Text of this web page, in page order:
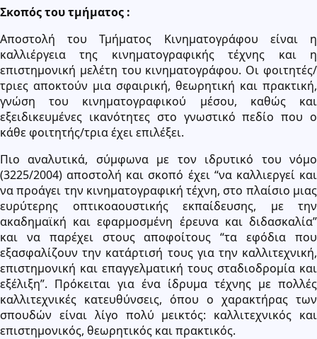
Σκοπός του τμήματος :
Αποστολή του Τμήματος Κινηματογράφου είναι η
καλλιέργεια της κινηματογραφικής τέχνης και η
επιστημονική μελέτη του κινηματογράφου. Οι φοιτητές/
τριες αποκτούν μια σφαιρική, θεωρητική και πρακτική,
γνώση του κινηματογραφικού μέσου, καθώς και
εξειδικευμένες ικανότητες στο γνωστικό πεδίο που ο
κάθε φοιτητής/τρια έχει επιλέξει.
Πιο αναλυτικά, σύμφωνα με τον ιδρυτικό του νόμο
(3225/2004) αποστολή και σκοπό έχει “να καλλιεργεί και
να προάγει την κινηματογραφική τέχνη, στο πλαίσιο μιας
ευρύτερης οπτικοαουστικής εκπαίδευσης, με την
ακαδημαϊκή και εφαρμοσμένη έρευνα και διδασκαλία”
και να παρέχει στους αποφοίτους “τα εφόδια που
εξασφαλίζουν την κατάρτισή τους για την καλλιτεχνική,
επιστημονική και επαγγελματική τους σταδιοδρομία και
εξέλιξη”. Πρόκειται για ένα ίδρυμα τέχνης με πολλές
καλλιτεχνικές κατευθύνσεις, όπου ο χαρακτήρας των
σπουδών είναι λίγο πολύ μεικτός: καλλιτεχνικός και
επιστημονικός, θεωρητικός και πρακτικός.